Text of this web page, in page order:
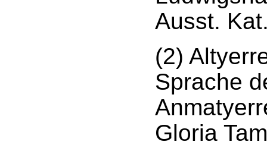
Ausst.
(2)
Sprache
Gloria